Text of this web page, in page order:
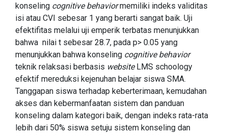
konseling cognitive behaviormemiliki indeks validitas
isi atau CVI sebesar 1 yang berarti sangat baik. Uji
efektifitas melalui uji emperik terbatas menunjukkan
bahwa nilai t sebesar 28.7, pada p> 0.05 yang
menunjukkan bahwa konseling cognitive behavior
teknik relaksasi berbasis websiteLMS schoology
efektif mereduksi kejenuhan belajar siswa SMA.
Tanggapan siswa terhadap keberterimaan, kemudahan
akses dan kebermanfaatan sistem dan panduan
konseling dalam kategori baik, dengan indeks rata-rata
lebih dari 50% siswa setuju sistem konseling dan